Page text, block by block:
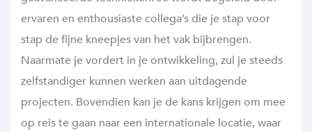
ervaren en enthousiaste collega’s die je stap voor
stap de fijne kneepjes van het vak bijbrengen.
Naarmate je vordert in je ontwikkeling, zul je steeds
zelfstandiger kunnen werken aan uitdagende
projecten. Bovendien kan je de kans krijgen om mee
op reis te gaan naar een internationale locatie, waar